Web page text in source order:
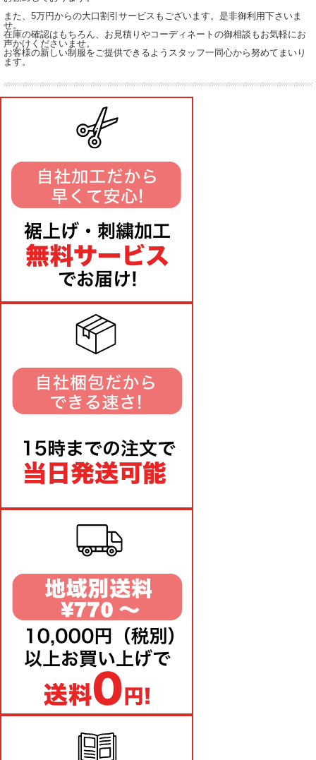
また、5万円からの大口割引サービスもございます。是非御利用下さいま
せ。
在庫の確認はもちろん、お見積りやコーディネートの御相談もお気軽にお
声かけくださいませ。
お客様の新しい制服をご提供できるようスタッフ一同心から努めてまいり
ます。